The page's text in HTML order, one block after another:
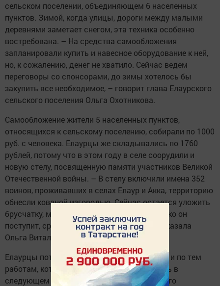
сельском поселении, объединяющем 6 населенных
пунктов. Зимой, когда улицы, дороги между малыми
деревнями заметает снегом, эта техника особенно
востребована. – На средства самообложения
запланировали купить и навесное оборудование к ней,
но, к сожалению, денег не хватило. Сейчас ведем
переговоры со спонсорами, до зимы хотелось бы
закупить все необходимое, – говорит глава Елаурского
сельского поселения Ольга Охотникова.
Самообложение жители 5 населенных пунктов,
относящихся к сельскому поселению, собирали по 1000
руб. с человека. Елаурцы же складывались по 1760
рублей, потому что в этом году в селе соорудили и
новую стелу, посвященную памяти участников Великой
Отечественной войны. – В стелу включили имена 352
воинов, проживавших в селах Елаур и Акка, территорию
обнесли кованой изгородью. Сейчас остается уложить
брусчатку, материал уже заказали, как только он
поступит, сразу же приступим к работе, – сказала
Ольга Витальевна.
Елаурцы потихоньку начали строить планы и по тем
работам, которые намереваются выполнить в
следующем году. По словам главы сельского